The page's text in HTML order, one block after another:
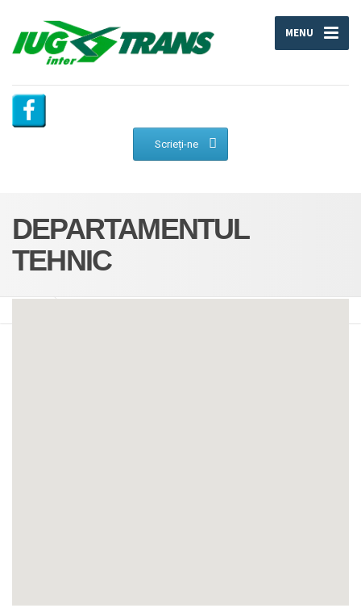
MENU
Scrieți-ne
DEPARTAMENTUL
TEHNIC